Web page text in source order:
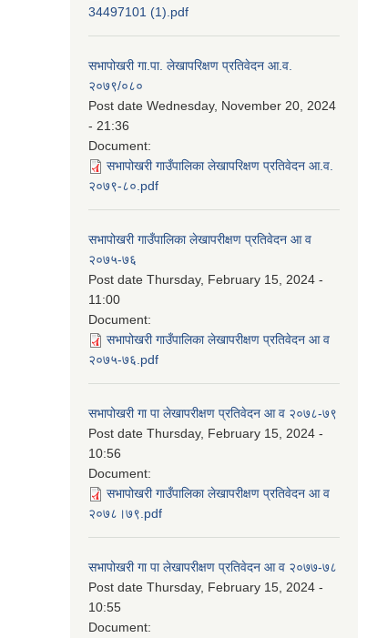
34497101 (1).pdf
सभापोखरी गा.पा. लेखापरिक्षण प्रतिवेदन आ.व.
२०७९/०८०
Post date Wednesday, November 20, 2024
- 21:36
Document:
सभापोखरी गाउँपालिका लेखापरिक्षण प्रतिवेदन आ.व.
२०७९-८०.pdf
सभापोखरी गाउँपालिका लेखापरीक्षण प्रतिवेदन आ व
२०७५-७६
Post date Thursday, February 15, 2024 -
11:00
Document:
सभापोखरी गाउँपालिका लेखापरीक्षण प्रतिवेदन आ व
२०७५-७६.pdf
सभापोखरी गा पा लेखापरीक्षण प्रतिवेदन आ व २०७८-७९
Post date Thursday, February 15, 2024 -
10:56
Document:
सभापोखरी गाउँपालिका लेखापरीक्षण प्रतिवेदन आ व
२०७८।७९.pdf
सभापोखरी गा पा लेखापरीक्षण प्रतिवेदन आ व २०७७-७८
Post date Thursday, February 15, 2024 -
10:55
Document: